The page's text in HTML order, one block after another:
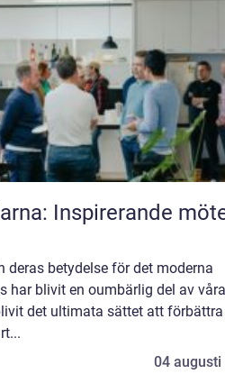
Inspirerande
deras betydelse för det moderna
har blivit en oumbärlig del av
det ultimata sättet att
04 augusti